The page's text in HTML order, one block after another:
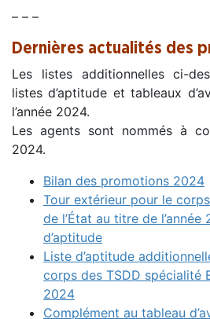
– – –
Dernières actualités des
Les listes additionnelles ci-
listes d’aptitude et tableaux
l’année 2024.
Les agents sont nommés à
2024.
Bilan des promotions 2024
Tour extérieur pour le
de l’État au titre de
d’aptitude
Liste d’aptitude
corps des TSDD spécialité
2024
Complément au tableau